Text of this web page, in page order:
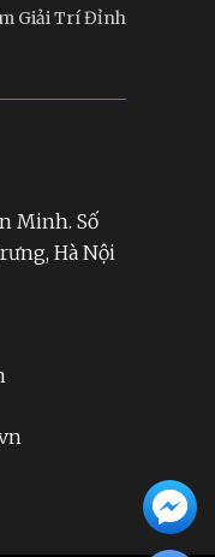
Giải Trí Đỉnh
Minh. Số
Hà Nội